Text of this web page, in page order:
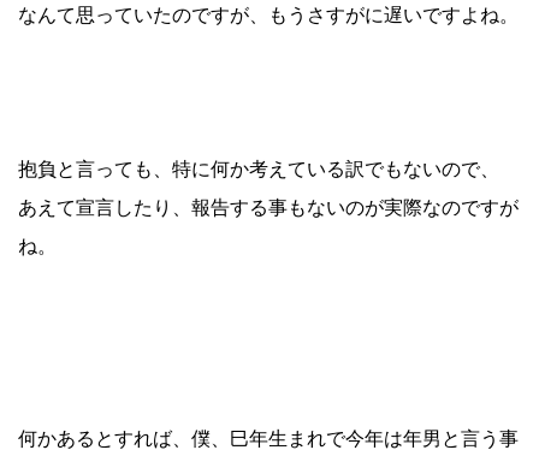
なんて思っていたのですが、もうさすがに遅いですよね。
抱負と言っても、特に何か考えている訳でもないので、
あえて宣言したり、報告する事もないのが実際なのですが
ね。
何かあるとすれば、僕、巳年生まれで今年は年男と言う事